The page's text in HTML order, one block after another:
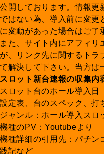
公開しております。情報更
ではない為、導入前に変更
に変動があった場合はご了
また、サイト内にアフィ
が、リンク先に関するトラ
て解決して下さい。当方は
スロット新台速報の収集内
スロット台のホール導入日
設定表、台のスペック、打
ジャンル：ホール導入スロ
機種のPV：Youtubeより
機種詳細の引用先：パチ
践記など